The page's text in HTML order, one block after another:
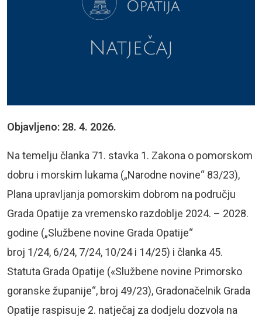
Objavljeno: 28. 4. 2026.
Na temelju članka 71. stavka 1. Zakona o pomorskom
dobru i morskim lukama („Narodne novine“ 83/23),
Plana upravljanja pomorskim dobrom na području
Grada Opatije za vremensko razdoblje 2024. – 2028.
godine („Službene novine Grada Opatije“
broj 1/24, 6/24, 7/24, 10/24 i 14/25) i članka 45.
Statuta Grada Opatije («Službene novine Primorsko
goranske županije“, broj 49/23), Gradonačelnik Grada
Opatije raspisuje 2. natječaj za dodjelu dozvola na